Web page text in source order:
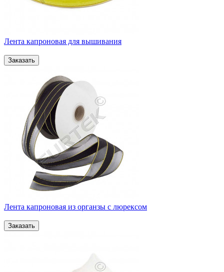
Лента капроновая для вышивания
Лента капроновая из органзы с люрексом